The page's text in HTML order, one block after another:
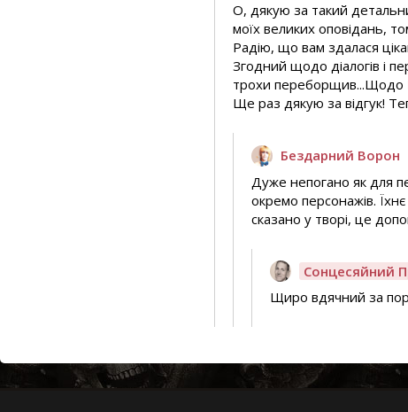
О, дякую за такий
моїх великих оповідань,
Радію, що вам здалася
Згодний щодо діалогів і
трохи переборщив...Щодо
Ще раз дякую за відгук!
Бездарний Ворон
Дуже непогано як для
окремо персонажів.
сказано у творі, це
Сонцесяйний
Щиро вдячний за